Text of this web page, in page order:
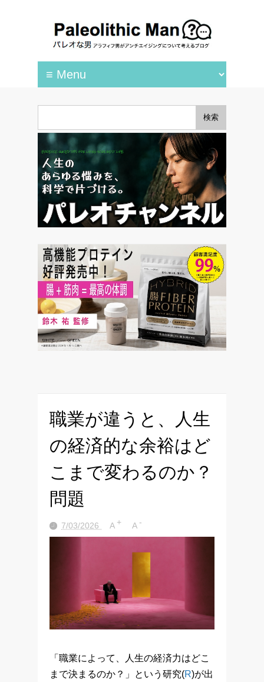
職業が違うと、人生
の経済的な余裕はど
こまで変わるのか？
問題
7/03/2026 A + A-
「職業によって、人生の経済力はどこ
まで決まるのか？」という研究(R)が出